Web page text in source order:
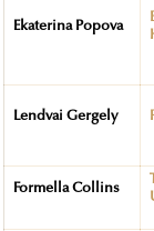
Ekaterina Popova
Lendvai Gergely
Formella Collins